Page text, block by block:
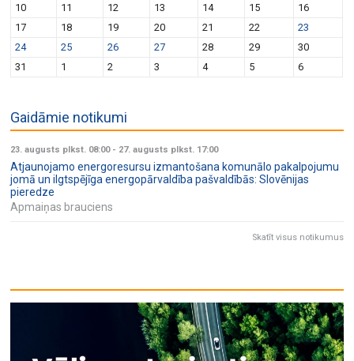
10 11 12 13 14 15
16
17
18 19 20 21 22
23
24
25 26 27 28 29
30
31
1 2 3 4 5 6
Gaidāmie notikumi
23. augusts plkst. 08:00- 27. augusts plkst. 17:00
Atjaunojamo energoresursu izmantošana komunālo pakalpojumu
jomā un ilgtspējīga energopārvaldība pašvaldībās: Slovēnijas
pieredze
Apmaiņas brauciens
Skatīt visus notikumus